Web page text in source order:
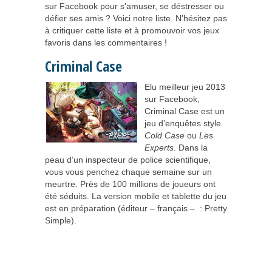
sur Facebook pour s’amuser, se déstresser ou
défier ses amis ? Voici notre liste. N’hésitez pas
à critiquer cette liste et à promouvoir vos jeux
favoris dans les commentaires !
Criminal Case
Elu meilleur jeu 2013
sur Facebook,
Criminal Case est un
jeu d’enquêtes style
Cold Case ou Les
Experts . Dans la
peau d’un inspecteur de police scientifique,
vous vous penchez chaque semaine sur un
meurtre. Près de 100 millions de joueurs ont
été séduits. La version mobile et tablette du jeu
est en préparation (éditeur – français – : Pretty
Simple).